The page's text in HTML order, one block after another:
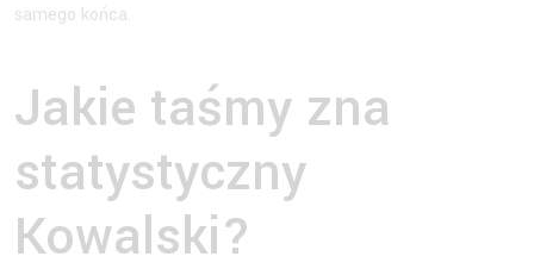
samego końca.
Jakie taśmy zna
statystyczny
Kowalski?